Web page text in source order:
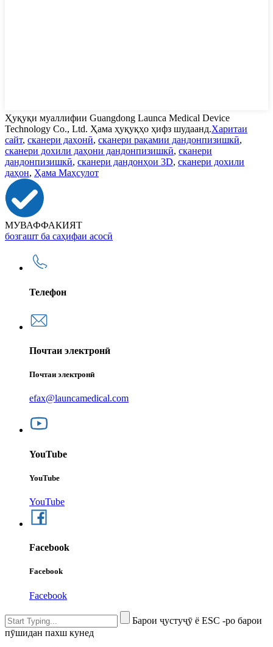
Ҳуқуқи муаллифии Guangdong Launca Medical Device
Technology Co., Ltd. Ҳама ҳуқуқҳо ҳифз шудаанд.Харитаи
сайт, сканери даҳонӣ, сканери рақамии дандонпизишкӣ,
сканери дохили даҳони дандонпизишкӣ, сканери
дандонпизишкӣ, сканери дандонҳои 3D, сканери дохили
даҳон, Ҳама Маҳсулот
МУВАФФАКИЯТ
бозгашт ба саҳифаи асосӣ
Телефон
Почтаи электронӣ
Почтаи электронӣ
efax@launcamedical.com
YouTube
YouTube
YouTube
Facebook
Facebook
Facebook
Барои ҷустуҷӯ ё ESC -ро барои
пӯшидан пахш кунед